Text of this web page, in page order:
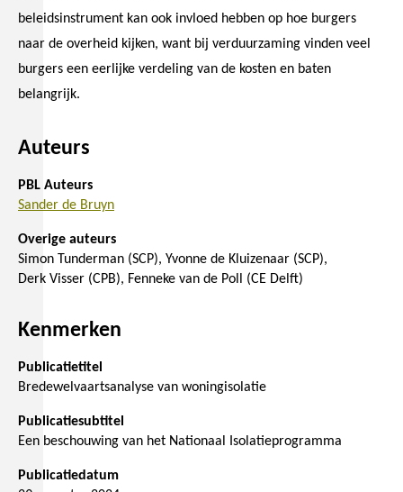
beleidsinstrument kan ook invloed hebben op hoe burgers
naar de overheid kijken, want bij verduurzaming vinden veel
burgers een eerlijke verdeling van de kosten en baten
belangrijk.
Auteurs
PBL Auteurs
Sander de Bruyn
Overige auteurs
Simon Tunderman (SCP) Yvonne de Kluizenaar (SCP)
Derk Visser (CPB)
Fenneke van de Poll (CE Delft)
Kenmerken
Publicatietitel
Bredewelvaartsanalyse van woningisolatie
Publicatiesubtitel
Een beschouwing van het Nationaal Isolatieprogramma
Publicatiedatum